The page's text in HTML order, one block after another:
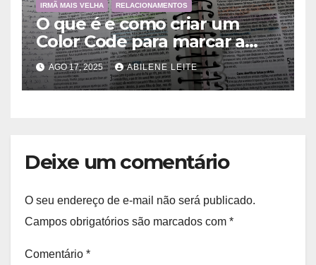
IRMÃ MAIS VELHA RELACIONAMENTOS
O que é e como criar um
Color Code para marcar a
Bíblia?
AGO 17, 2025 ABILENE LEITE
Deixe um comentário
O seu endereço de e-mail não será publicado.
Campos obrigatórios são marcados com *
Comentário *